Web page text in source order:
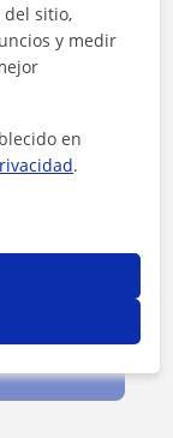
sitio,
y medir
en
.